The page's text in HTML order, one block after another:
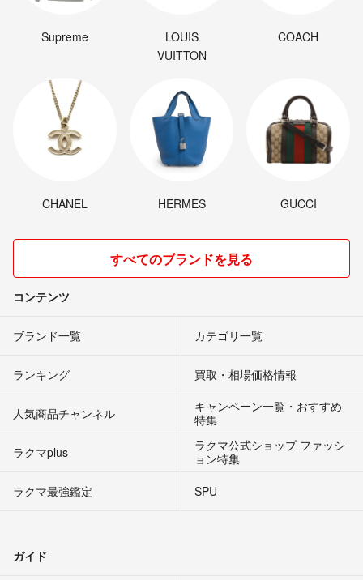
Supreme
LOUIS
VUITTON
COACH
CHANEL HERMES GUCCI
すべてのブランドを見る
コンテンツ
ブランド一覧 カテゴリ一覧
ランキング 買取・相場価格情報
人気商品チャンネル
キャンペーン一覧・おすすめ
特集
ラクマplus
ラクマ公式ショップ ファッシ
ョン特集
ラクマ最強鑑定
SPU
ガイド